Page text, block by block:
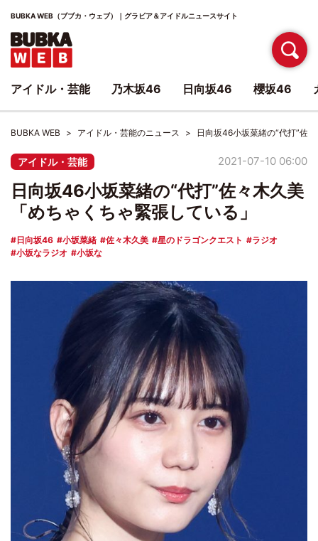
BUBKA WEB（ブブカ・ウェブ）｜グラビア＆アイドルニュースサイト
BUBKA WEB アイドル・芸能のニュース 日向坂46小坂菜緒の“代打”佐
アイドル・芸能 2021-07-10 06:00
日向坂46小坂菜緒の“代打”佐々木久美
「めちゃくちゃ緊張している」
日向坂46 小坂菜緒 佐々木久美 星のドラゴンクエスト
ラジオ
小坂なラジオ
小坂な
アイドル・芸能 乃木坂46 日向坂46 櫻坂46